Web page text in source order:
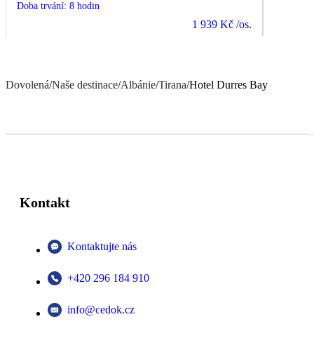
Doba trvání: 8 hodin
1 939 Kč /os.
Dovolená/Naše destinace/Albánie/Tirana/Hotel Durres Bay
Kontakt
Kontaktujte nás
+420 296 184 910
info@cedok.cz